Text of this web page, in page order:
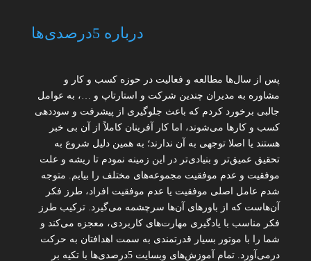
درباره 5درصدی‌ها
پس از سال‌ها مطالعه و فعالیت در حوزه کسب و کار و
مشاوره به مدیران چندین شرکت و استارتاپ و …، به عوامل
جالبی برخورد کردم که باعث جلوگیری از پیشرفت و سوددهی
کسب و کارها می‌شوند، اما کار آفرینان کاملاً از آن بی خبر
هستند یا اصلا توجهی به آن ندارند؛ به همین دلیل شروع به
تحقیق عمیق‌تر و بنیادی‌تر در این زمینه نمودم تا ریشه و علت
موفقیت و عدم موفقیت مجموعه‌های مختلف را بیابم. متوجه
شدم عامل اصلی موفقیت یا عدم موفقیت افراد، طرز فکر
آن‌هاست که از باورهای آن‌ها سرچشمه می‌گیرد. ترکیب طرز
فکر مناسب با یادگیری مهارت‌های کاربردی، معجزه می‌کند و
شما را با موتور بسیار قدرتمندی به سمت اهدافتان به حرکت
درمی‌آورد. تمام آموزش‌های وبسایت 5درصدی‌ها با تکیه بر